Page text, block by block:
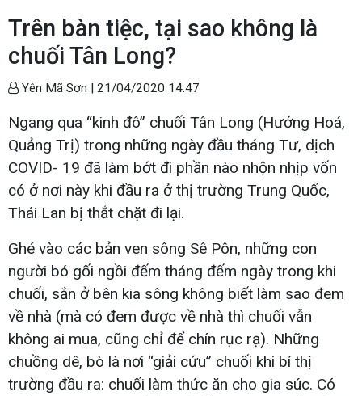
Trên bàn tiệc, tại sao không là
chuối Tân Long?
Yên Mã Sơn | 21/04/2020 14:47
Ngang qua “kinh đô” chuối Tân Long (Hướng Hoá,
Quảng Trị) trong những ngày đầu tháng Tư, dịch
COVID- 19 đã làm bớt đi phần nào nhộn nhịp vốn
có ở nơi này khi đầu ra ở thị trường Trung Quốc,
Thái Lan bị thắt chặt đi lại.
Ghé vào các bản ven sông Sê Pôn, những con
người bó gối ngồi đếm tháng đếm ngày trong khi
chuối, sắn ở bên kia sông không biết làm sao đem
về nhà (mà có đem được về nhà thì chuối vẫn
không ai mua, cũng chỉ để chín rục rạ). Những
chuồng dê, bò là nơi “giải cứu” chuối khi bí thị
trường đầu ra: chuối làm thức ăn cho gia súc. Có